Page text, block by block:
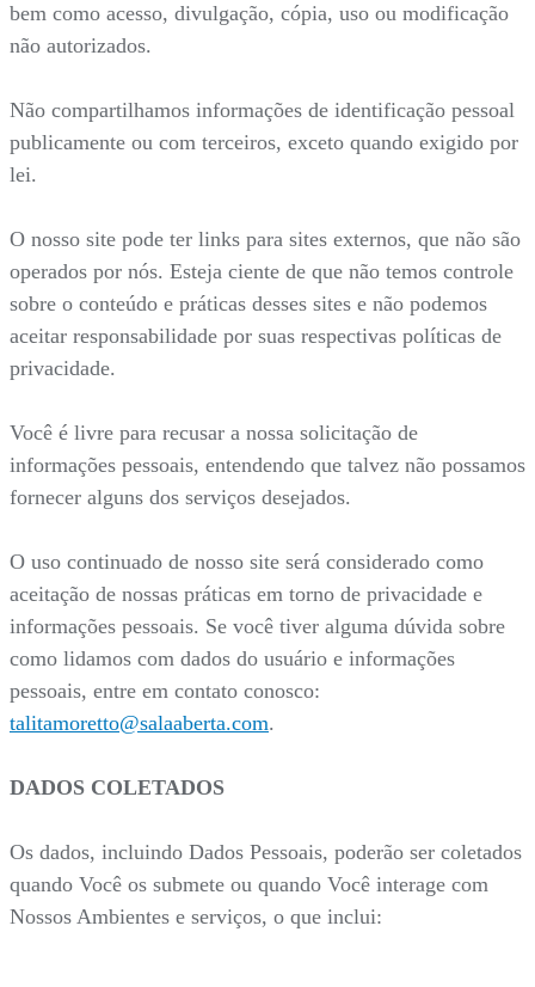
bem como acesso, divulgação, cópia, uso ou modificação
não autorizados.
Não compartilhamos informações de identificação pessoal
publicamente ou com terceiros, exceto quando exigido por
lei.
O nosso site pode ter links para sites externos, que não são
operados por nós. Esteja ciente de que não temos controle
sobre o conteúdo e práticas desses sites e não podemos
aceitar responsabilidade por suas respectivas políticas de
privacidade.
Você é livre para recusar a nossa solicitação de
informações pessoais, entendendo que talvez não possamos
fornecer alguns dos serviços desejados.
O uso continuado de nosso site será considerado como
aceitação de nossas práticas em torno de privacidade e
informações pessoais. Se você tiver alguma dúvida sobre
como lidamos com dados do usuário e informações
pessoais, entre em contato conosco:
talitamoretto@salaaberta.com.
DADOS COLETADOS
Os dados, incluindo Dados Pessoais, poderão ser coletados
quando Você os submete ou quando Você interage com
Nossos Ambientes e serviços, o que inclui: